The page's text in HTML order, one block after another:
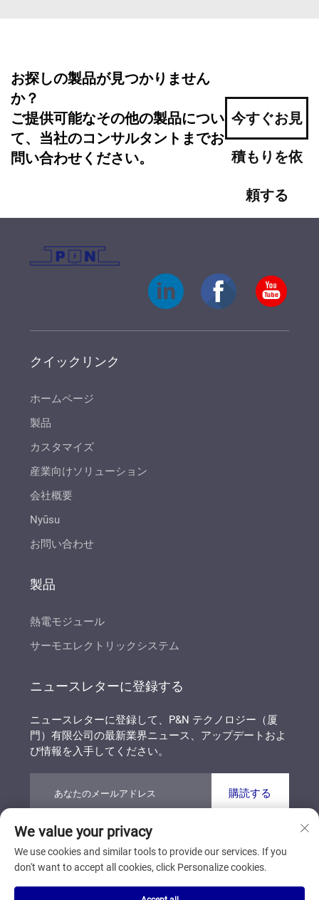
お探しの製品が見つかりません
か？
ご提供可能なその他の製品につい
て、当社のコンサルタントまでお
問い合わせください。
今すぐお見
積もりを依
頼する
クイックリンク
ホームページ
製品
カスタマイズ
産業向けソリューション
会社概要
Nyūsu
お問い合わせ
製品
熱電モジュール
サーモエレクトリックシステム
ニュースレターに登録する
ニュースレターに登録して、P&N テクノロジー（厦
門）有限公司の最新業界ニュース、アップデートおよ
び情報を入手してください。
購読する
著作権 © P&N テクノロジー（厦門）有限公司 すべて
の権利を保有しています
プライバシーポリシー
We value your privacy
We use cookies and similar tools to provide our services. If you
don't want to accept all cookies, click Personalize cookies.